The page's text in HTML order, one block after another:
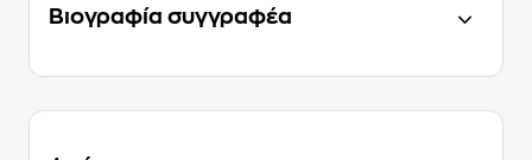
Βιογραφία συγγραφέα